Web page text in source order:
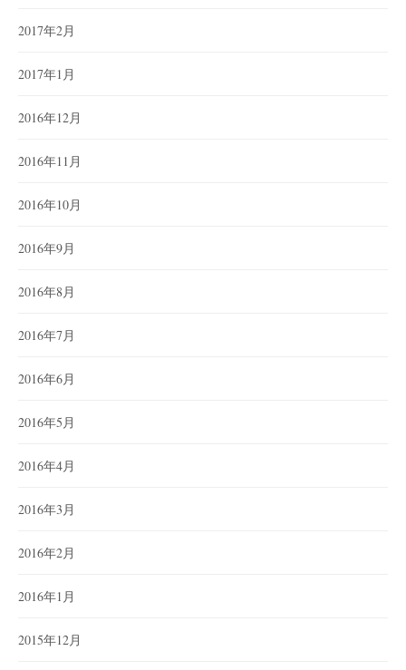
2017年2月
2017年1月
2016年12月
2016年11月
2016年10月
2016年9月
2016年8月
2016年7月
2016年6月
2016年5月
2016年4月
2016年3月
2016年2月
2016年1月
2015年12月